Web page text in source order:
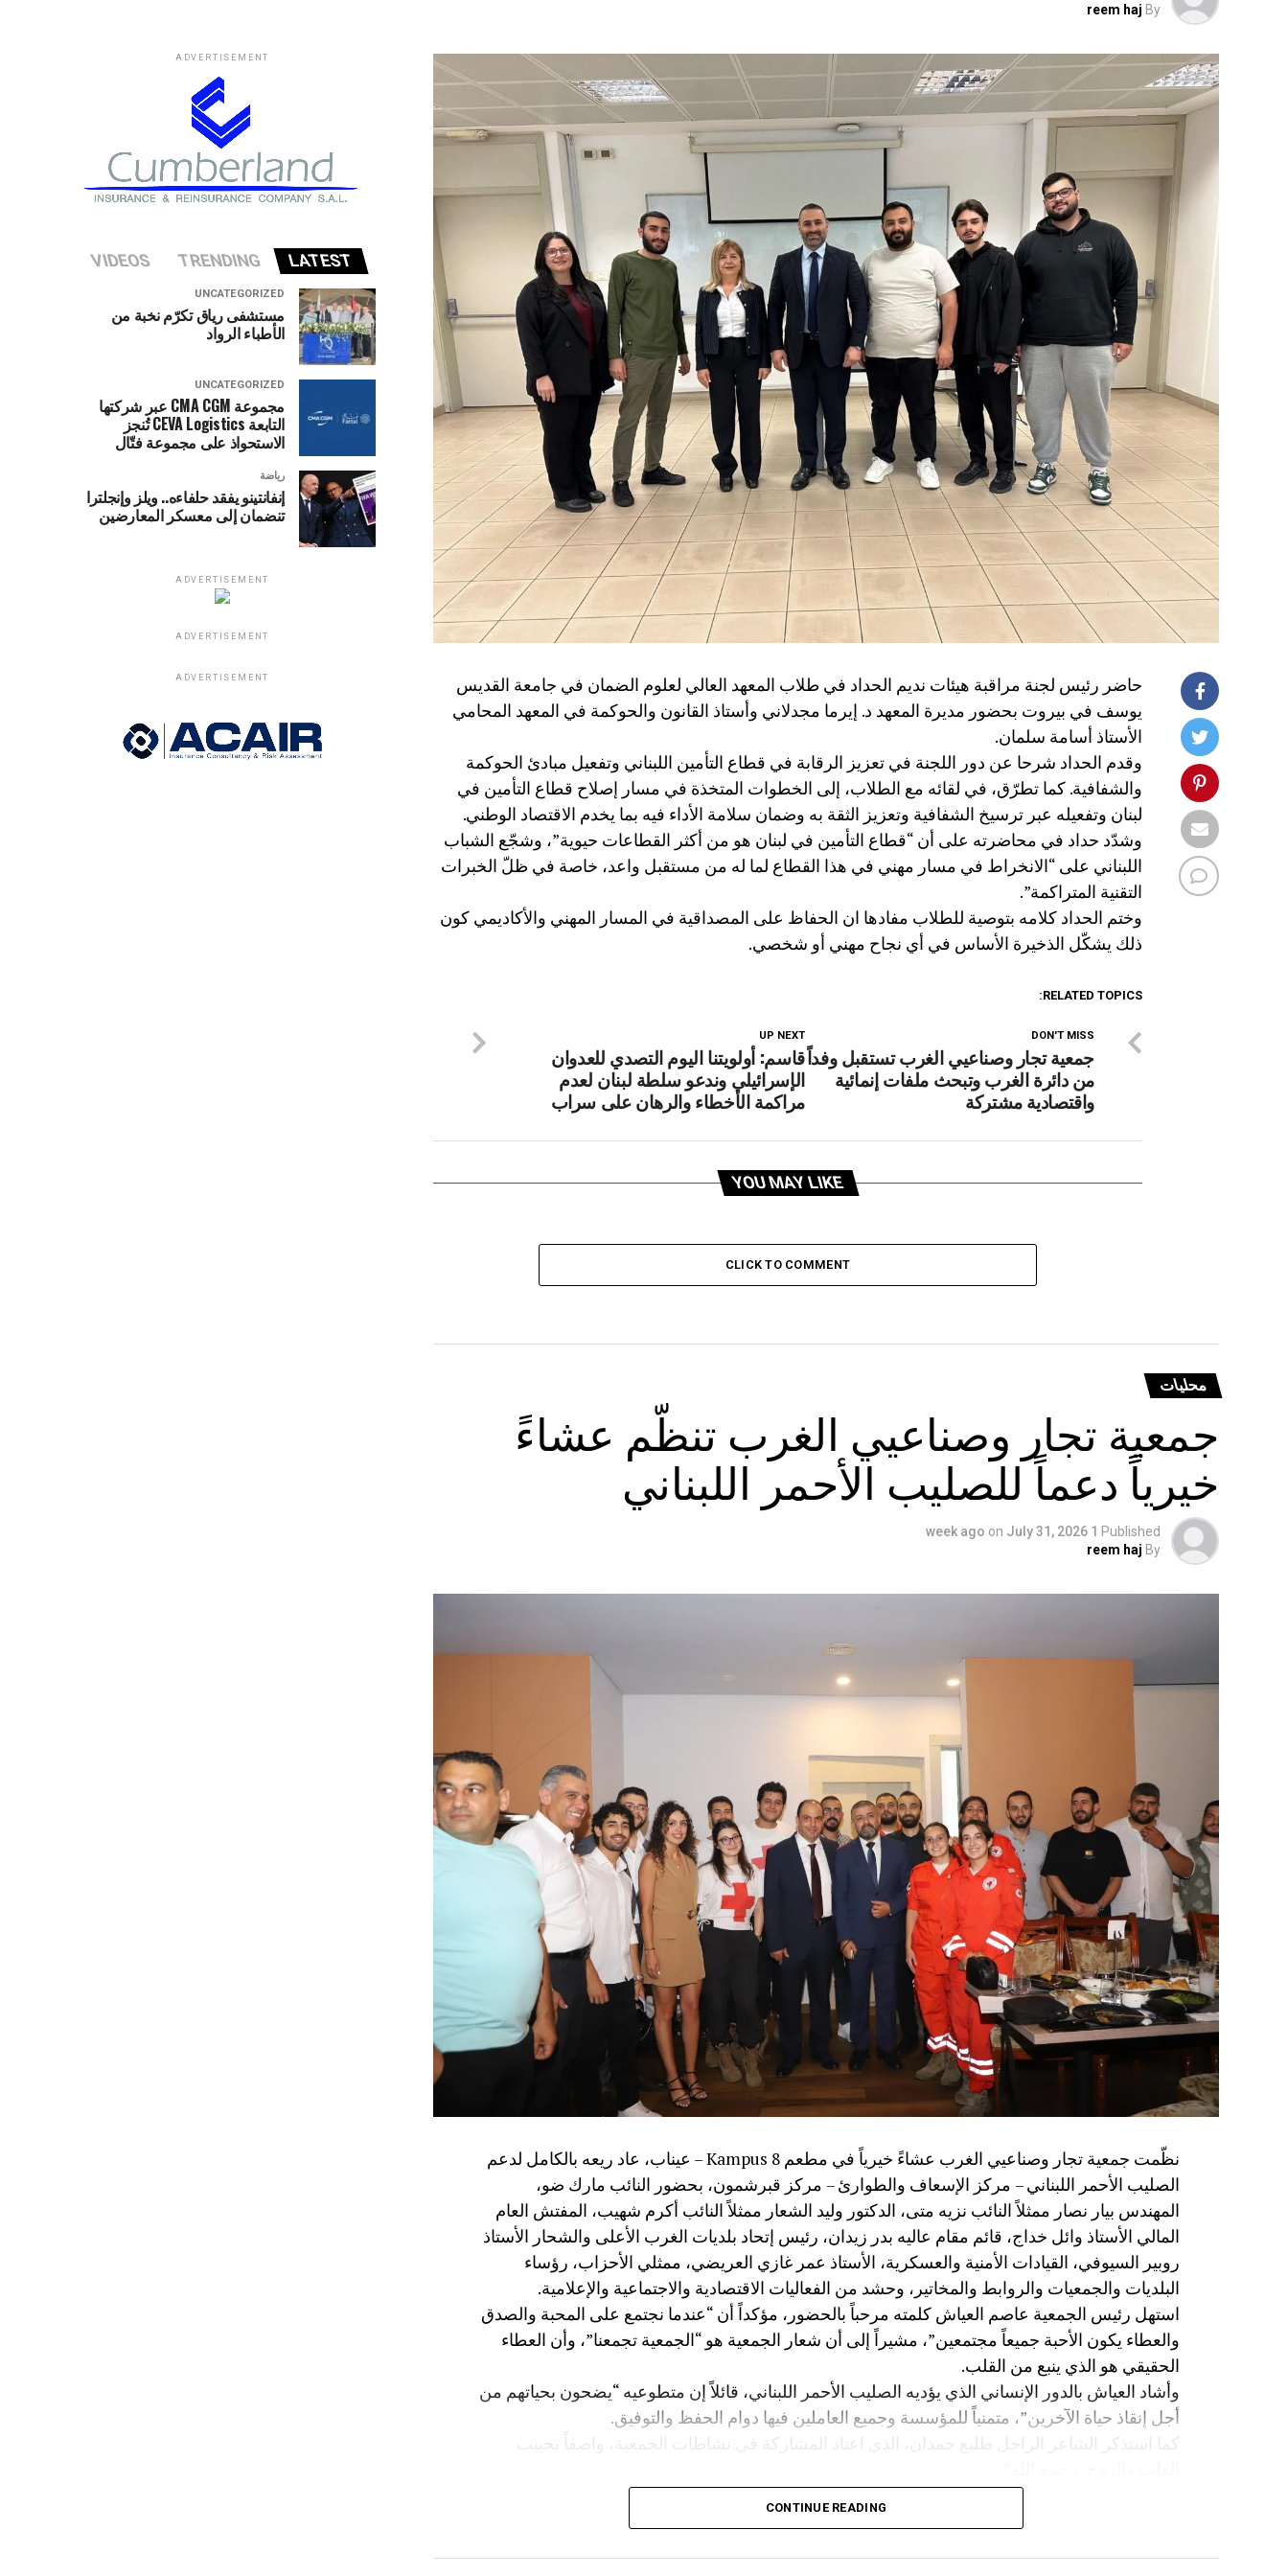
By
reem haj
حاضر رئيس لجنة مراقبة هيئات نديم الحداد في طلاب المعهد العالي لعلوم الضمان في جامعة القديس
يوسف في بيروت بحضور مديرة المعهد د. إيرما مجدلاني وأستاذ القانون والحوكمة في المعهد المحامي
الأستاذ أسامة سلمان.
وقدم الحداد شرحا عن دور اللجنة في تعزيز الرقابة في قطاع التأمين اللبناني وتفعيل مبادئ الحوكمة
والشفافية. كما تطرّق، في لقائه مع الطلاب، إلى الخطوات المتخذة في مسار إصلاح قطاع التأمين في
لبنان وتفعيله عبر ترسيخ الشفافية وتعزيز الثقة به وضمان سلامة الأداء فيه بما يخدم الاقتصاد الوطني.
وشدّد حداد في محاضرته على أن “قطاع التأمين في لبنان هو من أكثر القطاعات حيوية”، وشجّع الشباب
اللبناني على “الانخراط في مسار مهني في هذا القطاع لما له من مستقبل واعد، خاصة في ظلّ الخبرات
التقنية المتراكمة”.
وختم الحداد كلامه بتوصية للطلاب مفادها ان الحفاظ على المصداقية في المسار المهني والأكاديمي كون
ذلك يشكّل الذخيرة الأساس في أي نجاح مهني أو شخصي.
RELATED TOPICS:
UP NEXT
قاسم: أولويتنا اليوم التصدي للعدوان
الإسرائيلي وندعو سلطة لبنان لعدم
مراكمة الأخطاء والرهان على سراب
DON'T MISS
جمعية تجار وصناعيي الغرب تستقبل وفداً
من دائرة الغرب وتبحث ملفات إنمائية
واقتصادية مشتركة
YOU MAY LIKE
CLICK TO COMMENT
محليات
جمعية تجار وصناعيي الغرب تنظّم عشاءً
خيرياً دعماً للصليب الأحمر اللبناني
Published
1 week ago
on July 31, 2026
By
reem haj
نظّمت جمعية تجار وصناعيي الغرب عشاءً خيرياً في مطعم Kampus 8 – عيناب، عاد ريعه بالكامل لدعم
الصليب الأحمر اللبناني – مركز الإسعاف والطوارئ – مركز قبرشمون، بحضور النائب مارك ضو،
المهندس بيار نصار ممثلاً النائب نزيه متى، الدكتور وليد الشعار ممثلاً النائب أكرم شهيب، المفتش العام
المالي الأستاذ وائل خداج، قائم مقام عاليه بدر زيدان، رئيس إتحاد بلديات الغرب الأعلى والشحار الأستاذ
روبير السيوفي، القيادات الأمنية والعسكرية، الأستاذ عمر غازي العريضي، ممثلي الأحزاب، رؤساء
البلديات والجمعيات والروابط والمخاتير، وحشد من الفعاليات الاقتصادية والاجتماعية والإعلامية.
استهل رئيس الجمعية عاصم العياش كلمته مرحباً بالحضور، مؤكداً أن “عندما نجتمع على المحبة والصدق
والعطاء يكون الأحبة جميعاً مجتمعين”، مشيراً إلى أن شعار الجمعية هو “الجمعية تجمعنا”، وأن العطاء
الحقيقي هو الذي ينبع من القلب.
وأشاد العياش بالدور الإنساني الذي يؤديه الصليب الأحمر اللبناني، قائلاً إن متطوعيه “يضحون بحياتهم من
أجل إنقاذ حياة الآخرين”، متمنياً للمؤسسة وجميع العاملين فيها دوام الحفظ والتوفيق.
كما استذكر الشاعر الراحل طليع حمدان، الذي اعتاد المشاركة في نشاطات الجمعية، واصفاً بحبيب
وتوجّه بالشكر إلى الشاعر مازن غنام الذي لبّى الدعوة للمشاركة في الأمسية دعماً للصليب الأحمر
اللبناني، وإلى إدارة مطعم Kampus 8 والعاملين فيه، وعلى رأسهم الدكتور غازي الشعار صاحب المطعم
CONTINUE READING
ADVERTISEMENT
LATEST
TRENDING
VIDEOS
UNCATEGORIZED
مستشفى رياق تكرّم نخبة من
الأطباء الرواد
UNCATEGORIZED
مجموعة CMA CGM عبر شركتها
التابعة CEVA Logistics تُنجز
الاستحواذ على مجموعة فتّال
رياضة
إنفانتينو يفقد حلفاءه.. ويلز وإنجلترا
تنضمان إلى معسكر المعارضين
ADVERTISEMENT
ADVERTISEMENT
ADVERTISEMENT